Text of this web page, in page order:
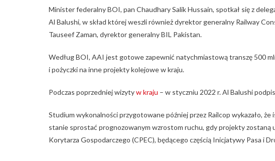
Minister federalny BOI, pan Chaudhary Salik Hussain, spotkał się z
Al Balushi, w skład której weszli również dyrektor generalny Railway
Tauseef Zaman, dyrektor generalny BIL Pakistan.
Według BOI, AAI jest gotowe zapewnić natychmiastową transzę 500
i pożyczki na inne projekty kolejowe w kraju.
Podczas poprzedniej wizytyw kraju – w styczniu 2022 r. Al Balushi
Studium wykonalności przygotowane później przez Railcop wykazało,
stanie sprostać prognozowanym wzrostom ruchu, gdy projekty zostaną
Korytarza Gospodarczego (CPEC), będącego częścią Inicjatywy Pasa i